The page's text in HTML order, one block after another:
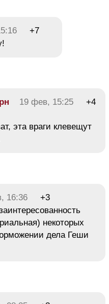
+7
19 фев, 15:25 +4
эта враги клевещут
16:36
+3
некоторых
дела Геши